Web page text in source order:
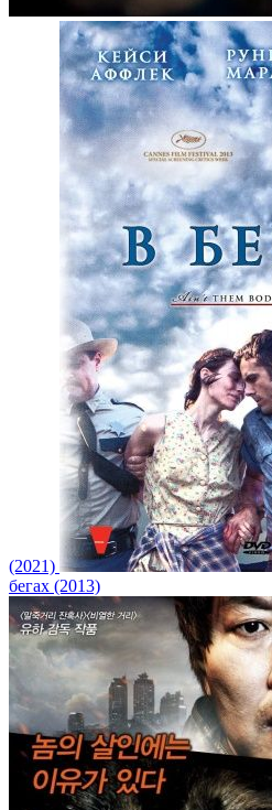
(2021)
бегах (2013)